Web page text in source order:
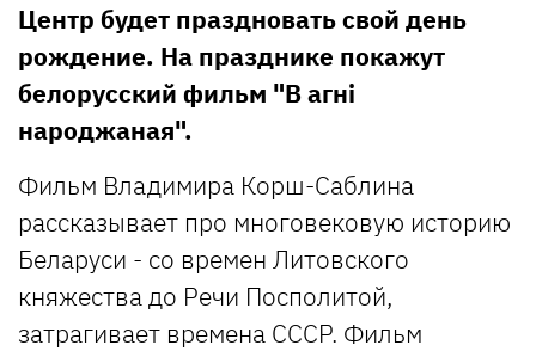
Центр будет праздновать свой день
рождение. На празднике покажут
белорусский фильм "В агні
народжаная".
Фильм Владимира Корш-Саблина
рассказывает про многовековую историю
Беларуси - со времен Литовского
княжества до Речи Посполитой,
затрагивает времена СССР. Фильм